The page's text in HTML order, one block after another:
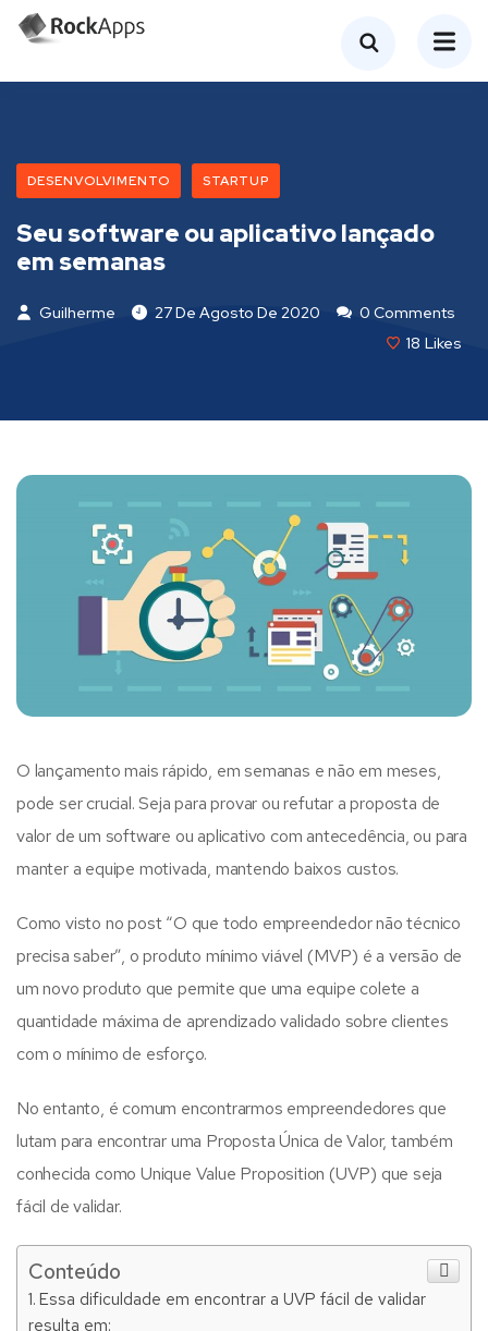
DESENVOLVIMENTO STARTUP
Seu software ou aplicativo lançado
em semanas
Guilherme 27 De Agosto De 2020
0 Comments
18 Likes
O lançamento mais rápido, em semanas e não em meses,
pode ser crucial. Seja para provar ou refutar a proposta de
valor de um software ou aplicativo com antecedência, ou para
manter a equipe motivada, mantendo baixos custos.
Como visto no post “O que todo empreendedor não técnico
precisa saber”, o produto mínimo viável (MVP) é a versão de
um novo produto que permite que uma equipe colete a
quantidade máxima de aprendizado validado sobre clientes
com o mínimo de esforço.
No entanto, é comum encontrarmos empreendedores que
lutam para encontrar uma Proposta Única de Valor, também
conhecida como Unique Value Proposition (UVP) que seja
fácil de validar.
Conteúdo
Essa dificuldade em encontrar a UVP fácil de validar
resulta em: